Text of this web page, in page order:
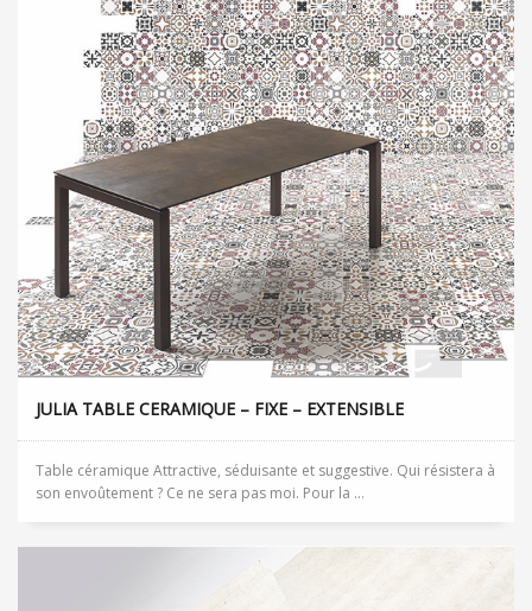
JULIA TABLE CERAMIQUE – FIXE – EXTENSIBLE
Table céramique Attractive, séduisante et suggestive. Qui résistera à
son envoûtement ? Ce ne sera pas moi. Pour la ...